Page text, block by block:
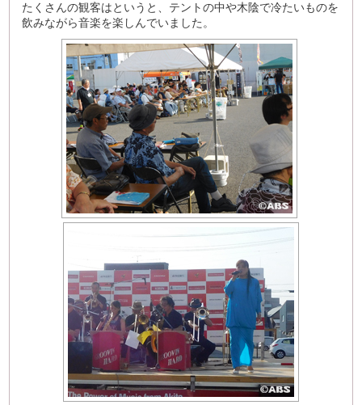
たくさんの観客はというと、テントの中や木陰で冷たいものを
飲みながら音楽を楽しんでいました。